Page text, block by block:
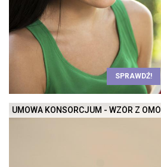
SPRAWDŹ!
UMOWA KONSORCJUM - WZÓR Z